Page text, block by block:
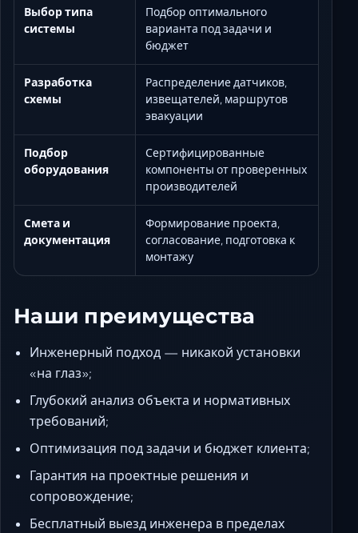
Выбор типа
системы
Подбор оптимального
варианта под задачи и
бюджет
Разработка
схемы
Распределение датчиков,
извещателей, маршрутов
эвакуации
Подбор
оборудования
Сертифицированные
компоненты от проверенных
производителей
Смета и
документация
Формирование проекта,
согласование, подготовка к
монтажу
Наши преимущества
Инженерный подход — никакой установки
«на глаз»;
Глубокий анализ объекта и нормативных
требований;
Оптимизация под задачи и бюджет клиента;
Гарантия на проектные решения и
сопровождение;
Бесплатный выезд инженера в пределах